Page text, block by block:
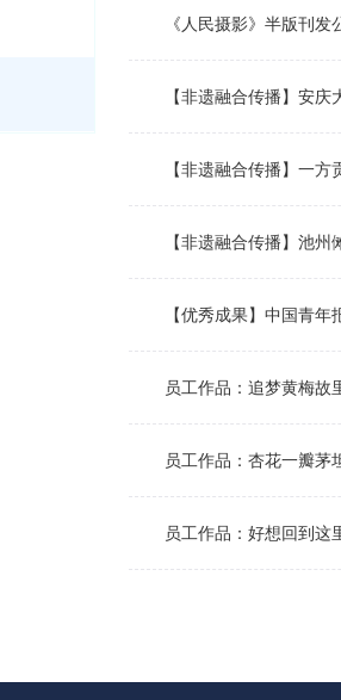
《人民摄影》半版刊
【非遗融合传播】安庆
【非遗融合传播】一方
【非遗融合传播】池州
【优秀成果】中国青
员工作品：追梦黄梅故
员工作品：杏花一瓣茅
员工作品：好想回到这